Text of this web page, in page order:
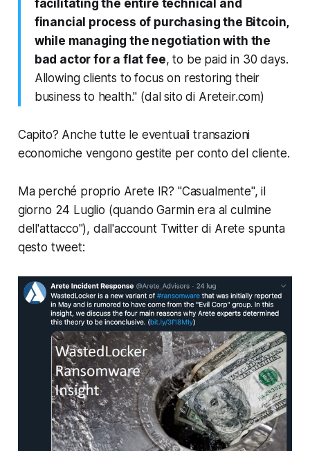
facilitating the entire technical and
financial process of purchasing the Bitcoin,
while managing the negotiation with the
bad actor for a flat fee, to be paid in 30 days.
Allowing clients to focus on restoring their
business to health." (dal sito di Areteir.com)
Capito? Anche tutte le eventuali transazioni
economiche vengono gestite per conto del cliente.
Ma perché proprio Arete IR? "Casualmente", il
giorno 24 Luglio (quando Garmin era al culmine
dell'attacco"), dall'account Twitter di Arete spunta
qesto tweet: